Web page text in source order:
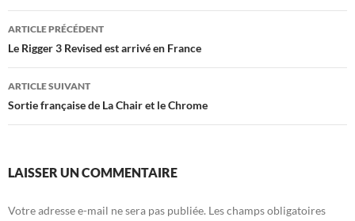
Navigation
des
articles
ARTICLE PRÉCÉDENT
Le Rigger 3 Revised est arrivé en France
ARTICLE SUIVANT
Sortie française de La Chair et le Chrome
LAISSER UN COMMENTAIRE
Votre adresse e-mail ne sera pas publiée. Les champs obligatoires